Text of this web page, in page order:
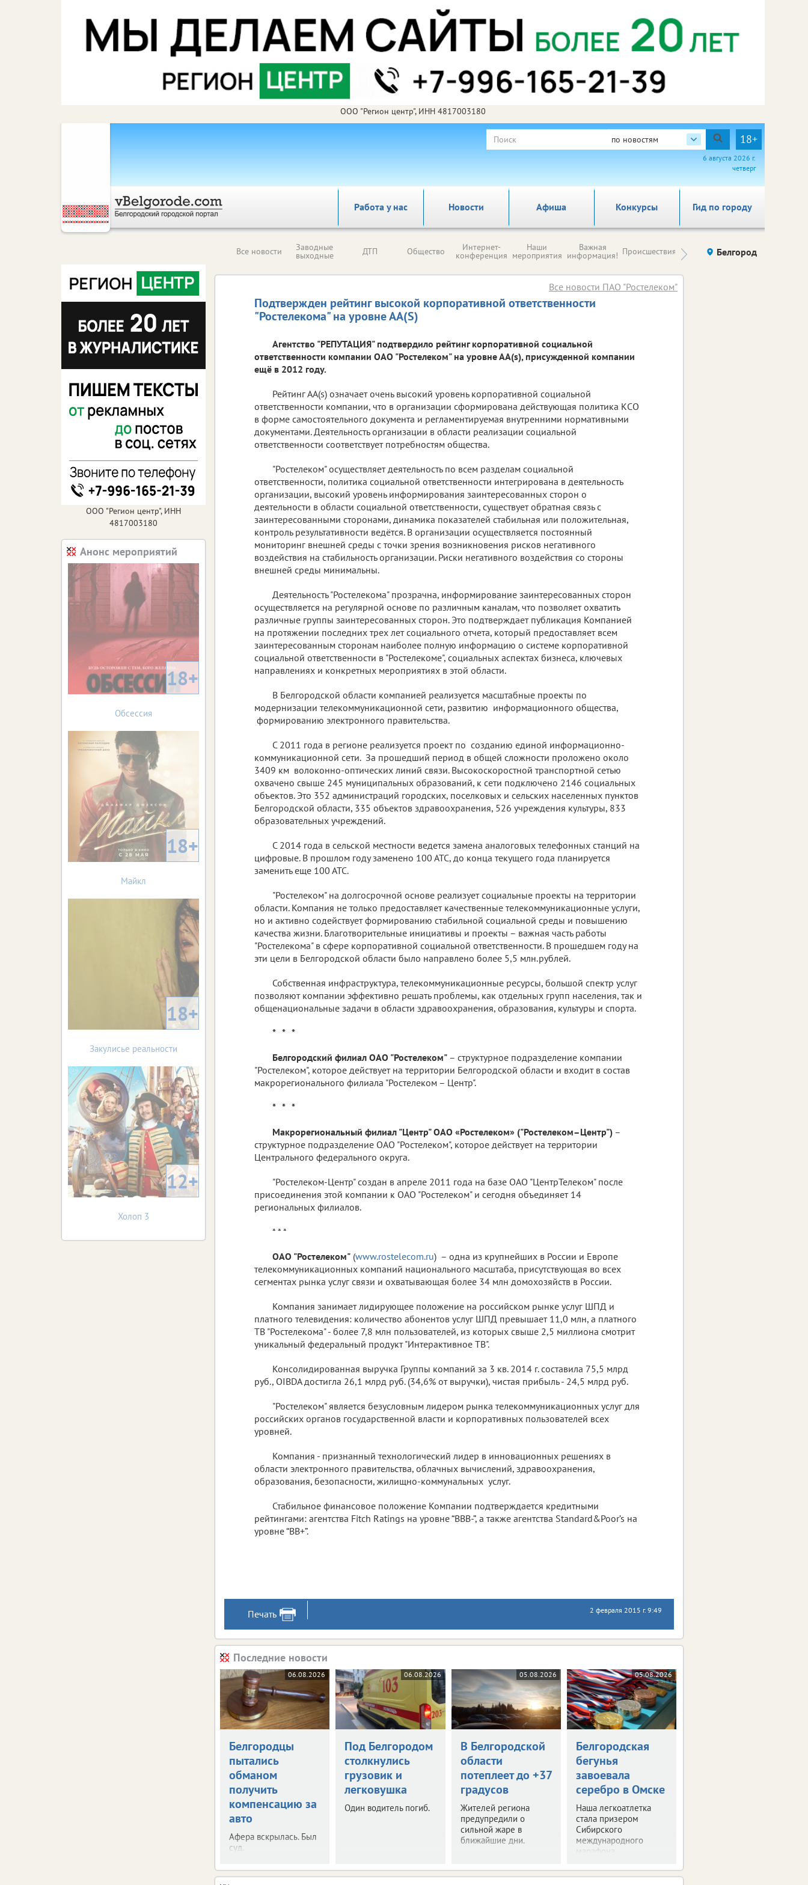
ООО "Регион центр", ИНН 4817003180
по новостям 18+
6 августа 2026 г.
четверг
Работа у нас Новости Афиша Гид по городу
Конкурсы
Все новости Заводные
выходные ДТП Общество Интернет-
конференция
Наши
мероприятия
Важная
информация! Происшествия Здоровье компаний (на
правах
Белгород
Подтвержден рейтинг высокой корпоративной ответственности
"Ростелекома" на уровне АА(S)
Все новости ПАО "Ростелеком"
Агентство "РЕПУТАЦИЯ" подтвердило рейтинг корпоративной социальной
ответственности компании ОАО "Ростелеком" на уровне АА(s), присужденной компании
ещё в 2012 году.
Рейтинг АА(s) означает очень высокий уровень корпоративной социальной
ответственности компании, что в организации сформирована действующая политика КСО
в форме самостоятельного документа и регламентируемая внутренними нормативными
документами. Деятельность организации в области реализации социальной
ответственности соответствует потребностям общества.
"Ростелеком" осуществляет деятельность по всем разделам социальной
ответственности, политика социальной ответственности интегрирована в деятельность
организации, высокий уровень информирования заинтересованных сторон о
деятельности в области социальной ответственности, существует обратная связь с
заинтересованными сторонами, динамика показателей стабильная или положительная,
контроль результативности ведётся. В организации осуществляется постоянный
мониторинг внешней среды с точки зрения возникновения рисков негативного
воздействия на стабильность организации. Риски негативного воздействия со стороны
внешней среды минимальны.
Деятельность "Ростелекома" прозрачна, информирование заинтересованных сторон
осуществляется на регулярной основе по различным каналам, что позволяет охватить
различные группы заинтересованных сторон. Это подтверждает публикация Компанией
на протяжении последних трех лет социального отчета, который предоставляет всем
заинтересованным сторонам наиболее полную информацию о системе корпоративной
социальной ответственности в "Ростелекоме", социальных аспектах бизнеса, ключевых
направлениях и конкретных мероприятиях в этой области.
В Белгородской области компанией реализуется масштабные проекты по
модернизации телекоммуникационной сети, развитию информационного общества,
формированию электронного правительства.
С 2011 года в регионе реализуется проект по созданию единой информационно-
коммуникационной сети. За прошедший период в общей сложности проложено около
3409 км волоконно-оптических линий связи. Высокоскоростной транспортной сетью
охвачено свыше 245 муниципальных образований, к сети подключено 2146 социальных
объектов. Это 352 администраций городских, поселковых и сельских населенных пунктов
Белгородской области, 335 объектов здравоохранения, 526 учреждения культуры, 833
образовательных учреждений.
С 2014 года в сельской местности ведется замена аналоговых телефонных станций на
цифровые. В прошлом году заменено 100 АТС, до конца текущего года планируется
заменить еще 100 АТС.
"Ростелеком" на долгосрочной основе реализует социальные проекты на территории
области. Компания не только предоставляет качественные телекоммуникационные услуги,
но и активно содействует формированию стабильной социальной среды и повышению
качества жизни. Благотворительные инициативы и проекты – важная часть работы
"Ростелекома" в сфере корпоративной социальной ответственности. В прошедшем году на
эти цели в Белгородской области было направлено более 5,5 млн.рублей.
Собственная инфраструктура, телекоммуникационные ресурсы, большой спектр услуг
позволяют компании эффективно решать проблемы, как отдельных групп населения, так и
общенациональные задачи в области здравоохранения, образования, культуры и спорта.
* * *
Белгородский филиал ОАО "Ростелеком" – структурное подразделение компании
"Ростелеком", которое действует на территории Белгородской области и входит в состав
макрорегионального филиала "Ростелеком – Центр".
* * *
Макрорегиональный филиал "Центр" ОАО «Ростелеком» ("Ростелеком–Центр") –
структурное подразделение ОАО "Ростелеком", которое действует на территории
Центрального федерального округа.
"Ростелеком-Центр" создан в апреле 2011 года на базе ОАО "ЦентрТелеком" после
присоединения этой компании к ОАО "Ростелеком" и сегодня объединяет 14
региональных филиалов.
* * *
ОАО "Ростелеком" (www.rostelecom.ru) – одна из крупнейших в России и Европе
телекоммуникационных компаний национального масштаба, присутствующая во всех
сегментах рынка услуг связи и охватывающая более 34 млн домохозяйств в России.
Компания занимает лидирующее положение на российском рынке услуг ШПД и
платного телевидения: количество абонентов услуг ШПД превышает 11,0 млн, а платного
ТВ "Ростелекома" - более 7,8 млн пользователей, из которых свыше 2,5 миллиона смотрит
уникальный федеральный продукт "Интерактивное ТВ".
Консолидированная выручка Группы компаний за 3 кв. 2014 г. составила 75,5 млрд
руб., OIBDA достигла 26,1 млрд руб. (34,6% от выручки), чистая прибыль - 24,5 млрд руб.
"Ростелеком" является безусловным лидером рынка телекоммуникационных услуг для
российских органов государственной власти и корпоративных пользователей всех
уровней.
Компания - признанный технологический лидер в инновационных решениях в
области электронного правительства, облачных вычислений, здравоохранения,
образования, безопасности, жилищно-коммунальных услуг.
Стабильное финансовое положение Компании подтверждается кредитными
рейтингами: агентства Fitch Ratings на уровне “BBB-”, а также агентства Standard&Poor’s на
уровне “BB+”.
Печать 2 февраля 2015 г. 9:49
Последние новости
06.08.2026
Белгородцы
пытались
обманом
получить
компенсацию за
авто
Афера вскрылась. Был
суд.
06.08.2026
Под Белгородом
столкнулись
грузовик и
легковушка
Один водитель погиб.
05.08.2026
В Белгородской
области
потеплеет до +37
градусов
Жителей региона
предупредили о
сильной жаре в
ближайшие дни.
05.08.2026
Белгородская
бегунья
завоевала
серебро в Омске
Наша легкоатлетка
стала призером
Сибирского
международного
марафона.
ООО "Регион центр", ИНН
4817003180
Анонс мероприятий
18+
Обсессия
18+
Майкл
18+
Закулисье реальности
12+
Холоп 3